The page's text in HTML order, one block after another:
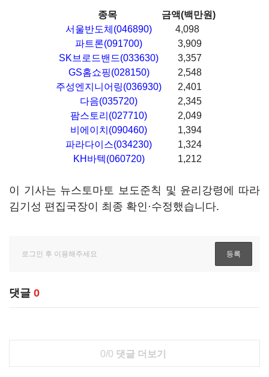
종목
금액(백만원)
서울반도체(046890)
4,098
파트론(091700)
3,909
SK브로드밴드(033630)
3,357
GS홈쇼핑(028150)
2,548
주성엔지니어링(036930)
2,401
다음(035720)
2,345
팜스토리(027710)
2,049
비에이치(090460)
1,394
파라다이스(034230)
1,324
KH바텍(060720)
1,212
이 기사는 뉴스토마토 보도준칙 및 윤리강령에 따라
김기성 편집국장이 최종 확인·수정했습니다.
댓글 0
0/0 댓글 더보기